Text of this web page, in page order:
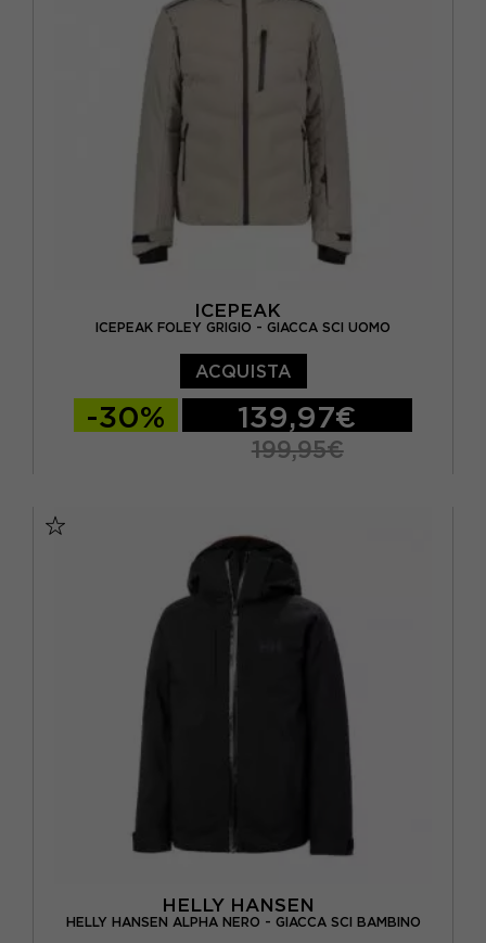
ICEPEAK
ICEPEAK FOLEY GRIGIO - GIACCA SCI UOMO
ACQUISTA
-30% 139,97€
199,95€
HELLY HANSEN
HELLY HANSEN ALPHA NERO - GIACCA SCI BAMBINO